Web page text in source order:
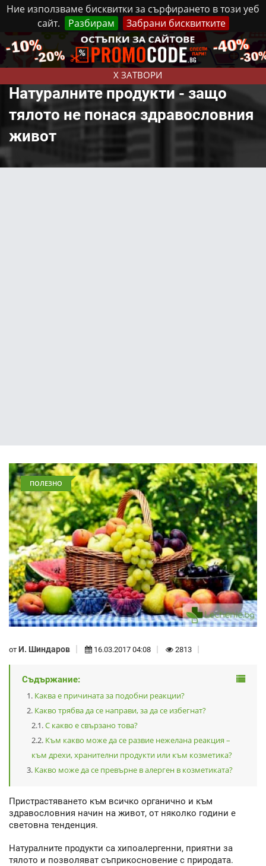
Ние използваме бисквитки за сърфирането в този уеб
сайт.
Разбирам Забрани бисквитките
X ЗАТВОРИ
Неделя, 9 Август, 2026 Реклама Контакти
Натуралните продукти - защо
тялото не понася здравословния
живот
ПОЛЕЗНО
от И. Шиндаров 16.03.2017 04:08 2813
Съдържание:
Каква е причината за подобни реакции?
Какво трябва да се направи, за да се избегнат?
С какво е свързано това?
Към какво може да се развие нежелана реакция –
към дрехи, хранителни продукти или към козметика?
Какво може да се превърне в алерген в козметиката?
Пристрастяването към всичко органично и към
здравословния начин на живот, от няколко години е
световна тенденция.
Натуралните продукти са хипоалергенни, приятни за
тялото и позволяват съприкосновение с природата.